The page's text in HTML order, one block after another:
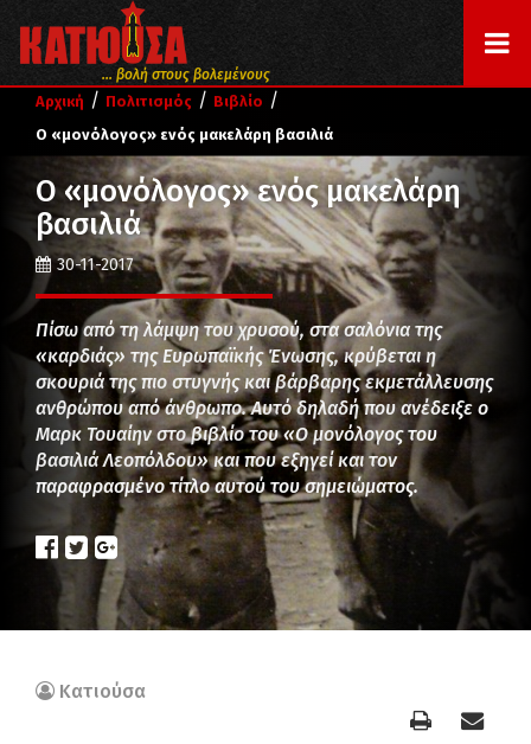
... βολή στους βολεμένους
Αρχική / Πολιτισμός / Βιβλίο /
Ο «μονόλογος» ενός μακελάρη βασιλιά
Ο «μονόλογος» ενός μακελάρη
βασιλιά
30-11-2017
Πίσω από τη λάμψη του χρυσού, στα σαλόνια της
«καρδιάς» της Ευρωπαϊκής Ένωσης, κρύβεται η
σκουριά της πιο στυγνής και βάρβαρης εκμετάλλευσης
ανθρώπου από άνθρωπο. Αυτό δηλαδή που ανέδειξε ο
Μαρκ Τουαίην στο βιβλίο του «Ο μονόλογος του
βασιλιά Λεοπόλδου» και που εξηγεί και τον
παραφρασμένο τίτλο αυτού του σημειώματος.
Κατιούσα